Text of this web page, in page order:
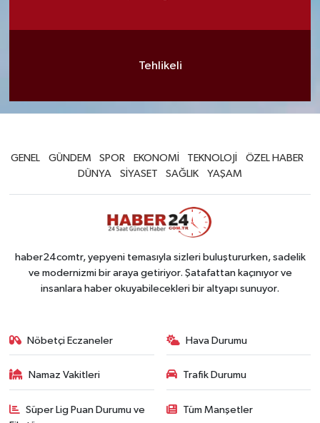
Tehlikeli
GENEL GÜNDEM SPOR EKONOMİ TEKNOLOJİ
ÖZEL HABER
DÜNYA
SİYASET SAĞLIK YAŞAM
haber24comtr, yepyeni temasıyla sizleri buluştururken, sadelik
ve modernizmi bir araya getiriyor. Şatafattan kaçınıyor ve
insanlara haber okuyabilecekleri bir altyapı sunuyor.
Nöbetçi Eczaneler Hava Durumu
Namaz Vakitleri Trafik Durumu
Süper Lig Puan Durumu ve
Tüm Manşetler